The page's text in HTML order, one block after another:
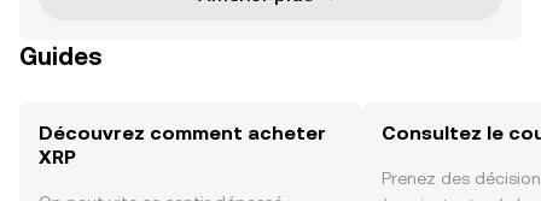
Guides
Découvrez comment acheter
XRP
Consultez le
Prenez des